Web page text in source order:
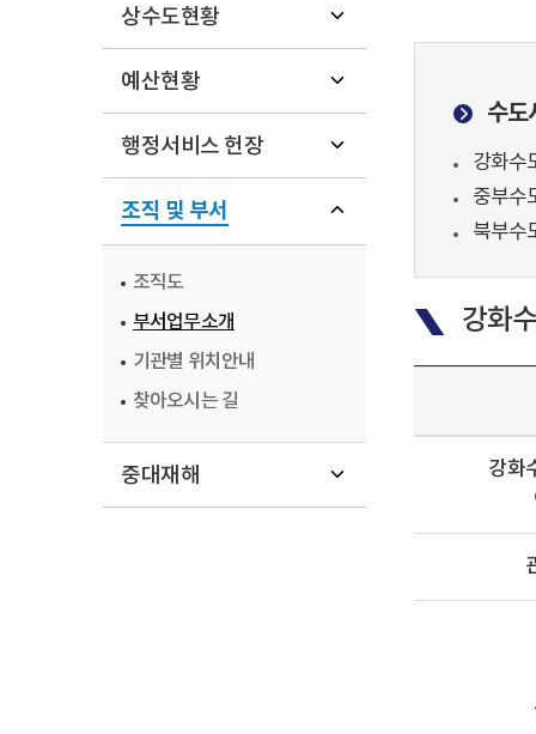
상수도현황
예산현황
행정서비스 헌장
조직 및 부서
조직도
부서업무소개
기관별 위치안내
찾아오시는 길
중대재해
수도
강화수
중부수
북부수
강화
강화